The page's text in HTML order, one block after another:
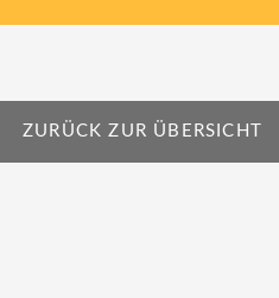
ZURÜCK ZUR ÜBERSICHT